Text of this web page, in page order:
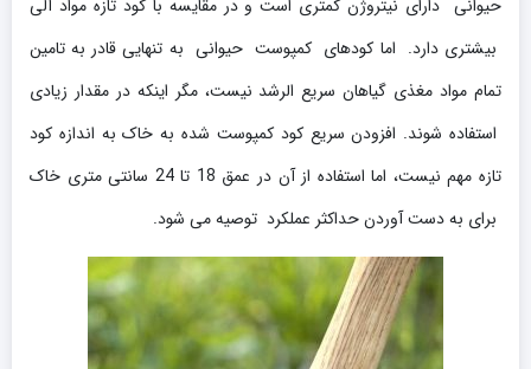
حیوانی دارای نیتروژن کمتری است و در مقایسه با کود تازه مواد آلی
بیشتری دارد. اما کودهای کمپوست حیوانی به تنهایی قادر به تامین
تمام مواد مغذی گیاهان سریع الرشد نیست، مگر اینکه در مقدار زیادی
استفاده شوند. افزودن سریع کود کمپوست شده به خاک به اندازه کود
تازه مهم نیست، اما استفاده از آن در عمق 18 تا 24 سانتی متری خاک
برای به دست آوردن حداکثر عملکرد توصیه می شود.